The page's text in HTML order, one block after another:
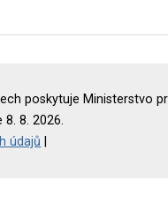
poskytuje Ministerstvo
8. 2026.
údajů